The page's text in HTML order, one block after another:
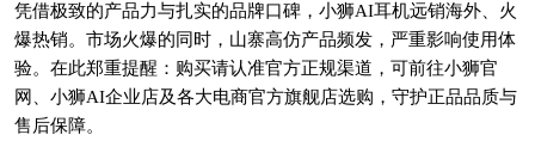
凭借极致的产品力与扎实的品牌口碑，小狮AI耳机远销海外、火
爆热销。市场火爆的同时，山寨高仿产品频发，严重影响使用体
验。在此郑重提醒：购买请认准官方正规渠道，可前往小狮官
网、小狮AI企业店及各大电商官方旗舰店选购，守护正品品质与
售后保障。